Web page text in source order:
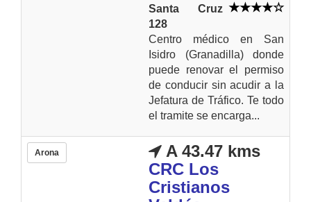
Santa Cruz
128
Centro médico en San
Isidro (Granadilla) donde
puede renovar el permiso
de conducir sin acudir a la
Jefatura de Tráfico. Te todo
el tramite se encarga...
Arona
A 43.47 kms
CRC Los
Cristianos